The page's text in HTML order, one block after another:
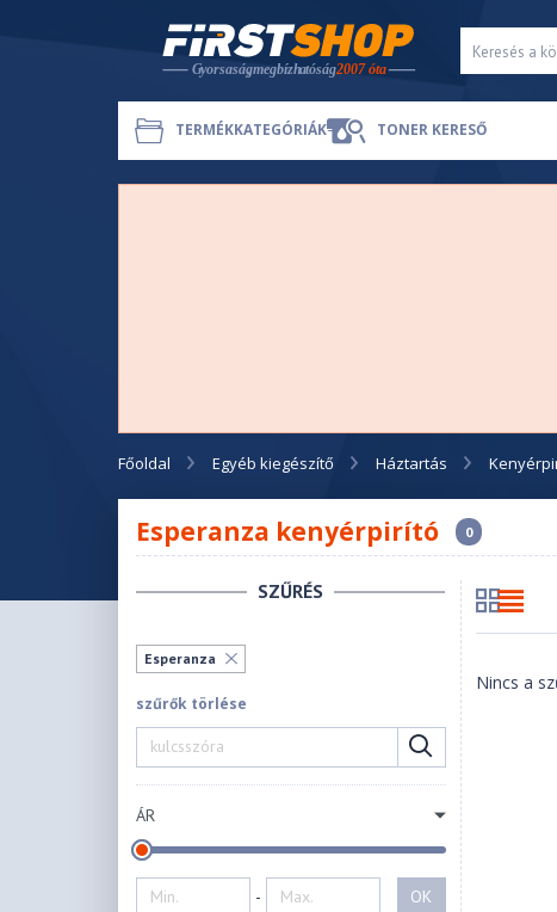
TERMÉKKATEGÓRIÁK TONER KERESŐ
Főoldal Egyéb kiegészítő Háztartás
Esperanza kenyérpirító 0
SZŰRÉS
Esperanza
szűrők törlése
ÁR
- OK
Nincs a